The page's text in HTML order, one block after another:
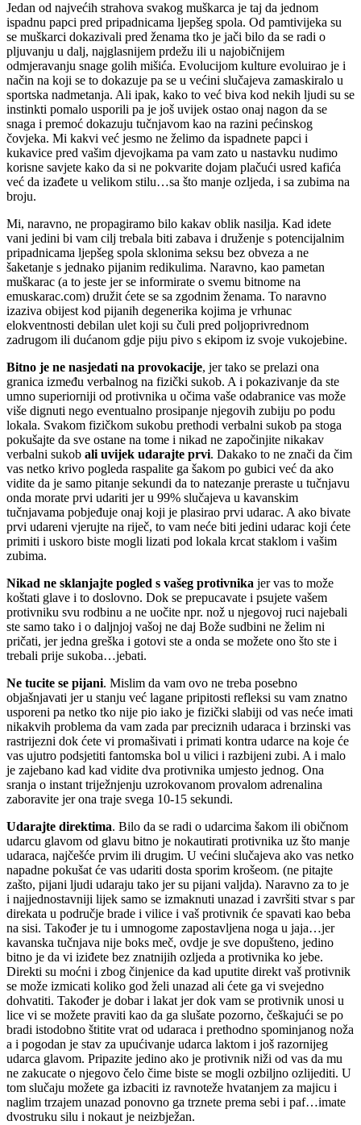
Jedan od najvećih strahova svakog muškarca je taj da jednom
ispadnu papci pred pripadnicama ljepšeg spola. Od pamtivijeka su
se muškarci dokazivali pred ženama tko je jači bilo da se radi o
pljuvanju u dalj, najglasnijem prdežu ili u najobičnijem
odmjeravanju snage golih mišića. Evolucijom kulture evoluirao je i
način na koji se to dokazuje pa se u većini slučajeva zamaskiralo u
sportska nadmetanja. Ali ipak, kako to već biva kod nekih ljudi su se
instinkti pomalo usporili pa je još uvijek ostao onaj nagon da se
snaga i premoć dokazuju tučnjavom kao na razini pećinskog
čovjeka. Mi kakvi već jesmo ne želimo da ispadnete papci i
kukavice pred vašim djevojkama pa vam zato u nastavku nudimo
korisne savjete kako da si ne pokvarite dojam plačući usred kafića
već da izađete u velikom stilu…sa što manje ozljeda, i sa zubima na
broju.
Mi, naravno, ne propagiramo bilo kakav oblik nasilja. Kad idete
vani jedini bi vam cilj trebala biti zabava i druženje s potencijalnim
pripadnicama ljepšeg spola sklonima seksu bez obveza a ne
šaketanje s jednako pijanim redikulima. Naravno, kao pametan
muškarac (a to jeste jer se informirate o svemu bitnome na
emuskarac.com) družit ćete se sa zgodnim ženama. To naravno
izaziva obijest kod pijanih degenerika kojima je vrhunac
elokventnosti debilan ulet koji su čuli pred poljoprivrednom
zadrugom ili dućanom gdje piju pivo s ekipom iz svoje vukojebine.
Bitno je ne nasjedati na provokacije, jer tako se prelazi ona
granica između verbalnog na fizički sukob. A i pokazivanje da ste
umno superiorniji od protivnika u očima vaše odabranice vas može
više dignuti nego eventualno prosipanje njegovih zubiju po podu
lokala. Svakom fizičkom sukobu prethodi verbalni sukob pa stoga
pokušajte da sve ostane na tome i nikad ne započinjite nikakav
verbalni sukob ali uvijek udarajte prvi. Dakako to ne znači da čim
vas netko krivo pogleda raspalite ga šakom po gubici već da ako
vidite da je samo pitanje sekundi da to natezanje preraste u tučnjavu
onda morate prvi udariti jer u 99% slučajeva u kavanskim
tučnjavama pobjeđuje onaj koji je plasirao prvi udarac. A ako bivate
prvi udareni vjerujte na riječ, to vam neće biti jedini udarac koji ćete
primiti i uskoro biste mogli lizati pod lokala krcat staklom i vašim
zubima.
Nikad ne sklanjajte pogled s vašeg protivnika jer vas to može
koštati glave i to doslovno. Dok se prepucavate i psujete vašem
protivniku svu rodbinu a ne uočite npr. nož u njegovoj ruci najebali
ste samo tako i o daljnjoj vašoj ne daj Bože sudbini ne želim ni
pričati, jer jedna greška i gotovi ste a onda se možete ono što ste i
trebali prije sukoba…jebati.
Ne tucite se pijani. Mislim da vam ovo ne treba posebno
objašnjavati jer u stanju već lagane pripitosti refleksi su vam znatno
usporeni pa netko tko nije pio iako je fizički slabiji od vas neće imati
nikakvih problema da vam zada par preciznih udaraca i brzinski vas
rastrijezni dok ćete vi promašivati i primati kontra udarce na koje će
vas ujutro podsjetiti fantomska bol u vilici i razbijeni zubi. A i malo
je zajebano kad kad vidite dva protivnika umjesto jednog. Ona
sranja o instant triježnjenju uzrokovanom provalom adrenalina
zaboravite jer ona traje svega 10-15 sekundi.
Udarajte direktima. Bilo da se radi o udarcima šakom ili običnom
udarcu glavom od glavu bitno je nokautirati protivnika uz što manje
udaraca, najčešće prvim ili drugim. U većini slučajeva ako vas netko
napadne pokušat će vas udariti dosta sporim krošeom. (ne pitajte
zašto, pijani ljudi udaraju tako jer su pijani valjda). Naravno za to je
i najjednostavniji lijek samo se izmaknuti unazad i završiti stvar s par
direkata u područje brade i vilice i vaš protivnik će spavati kao beba
na sisi. Također je tu i umnogome zapostavljena noga u jaja…jer
kavanska tučnjava nije boks meč, ovdje je sve dopušteno, jedino
bitno je da vi iziđete bez znatnijih ozljeda a protivnika ko jebe.
Direkti su moćni i zbog činjenice da kad uputite direkt vaš protivnik
se može izmicati koliko god želi unazad ali ćete ga vi svejedno
dohvatiti. Također je dobar i lakat jer dok vam se protivnik unosi u
lice vi se možete praviti kao da ga slušate pozorno, češkajući se po
bradi istodobno štitite vrat od udaraca i prethodno spominjanog noža
a i pogodan je stav za upućivanje udarca laktom i još razornijeg
udarca glavom. Pripazite jedino ako je protivnik niži od vas da mu
ne zakucate o njegovo čelo čime biste se mogli ozbiljno ozlijediti. U
tom slučaju možete ga izbaciti iz ravnoteže hvatanjem za majicu i
naglim trzajem unazad ponovno ga trznete prema sebi i paf…imate
dvostruku silu i nokaut je neizbježan.